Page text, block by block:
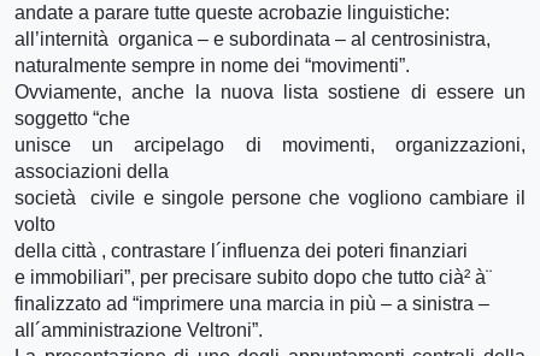
andate a parare tutte queste acrobazie linguistiche:
all’internità organica – e subordinata – al centrosinistra,
naturalmente sempre in nome dei “movimenti”.
Ovviamente, anche la nuova lista sostiene di essere un
soggetto “che
unisce un arcipelago di movimenti, organizzazioni,
associazioni della
società civile e singole persone che vogliono cambiare il
volto
della città , contrastare l´influenza dei poteri finanziari
e immobiliari”, per precisare subito dopo che tutto cià² à¨
finalizzato ad “imprimere una marcia in più – a sinistra –
all´amministrazione Veltroni”.